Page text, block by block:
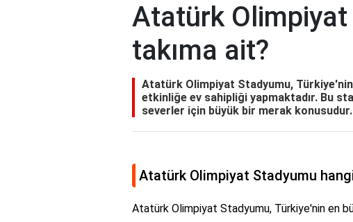
Atatürk
takıma ait?
Atatürk Olimpiyat Stadyumu,
etkinliğe ev sahipliği yapmaktadır. Bu
severler için büyük bir merak
Atatürk Olimpiyat Stadyumu
Atatürk Olimpiyat Stadyumu, Türkiye'nin en